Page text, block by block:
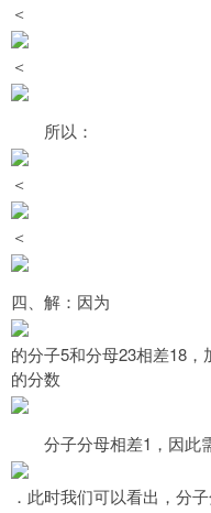
＜
＜
所以：
＜
＜
四、解：因为
的分子5和分母23相差18
的分数
分子分母相差1，因此
．此时我们可以看出，分